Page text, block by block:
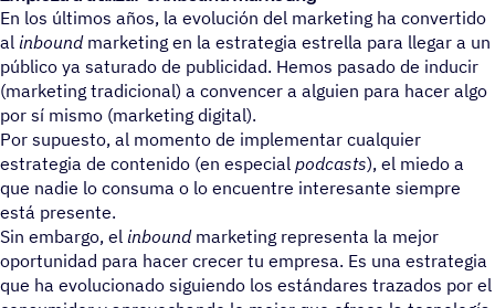
En los últimos años, la evolución del marketing ha convertido
al inboundmarketing en la estrategia estrella para llegar a un
público ya saturado de publicidad. Hemos pasado de inducir
(marketing tradicional) a convencer a alguien para hacer algo
por sí mismo (marketing digital).
Por supuesto, al momento de implementar cualquier
estrategia de contenido (en especial podcasts), el miedo a
que nadie lo consuma o lo encuentre interesante siempre
está presente.
Sin embargo, el inboundmarketing representa la mejor
oportunidad para hacer crecer tu empresa. Es una estrategia
que ha evolucionado siguiendo los estándares trazados por el